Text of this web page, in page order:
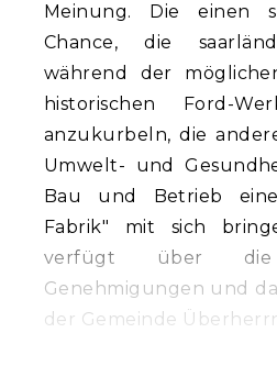
Meinung. Die einen
Chance, die
während der
historischen Ford-
anzukurbeln, die
Umwelt- und
Bau und Betrieb
Fabrik" mit sich
verfügt über die
Genehmigungen und
der Gemeinde